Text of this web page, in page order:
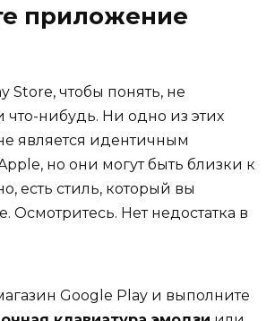
приложение
Store, чтобы понять, не
что-нибудь. Ни одно из этих
является идентичным
но они могут быть близки к
есть стиль, который вы
Осмотритесь. Нет недостатка в
Google Play и выполните